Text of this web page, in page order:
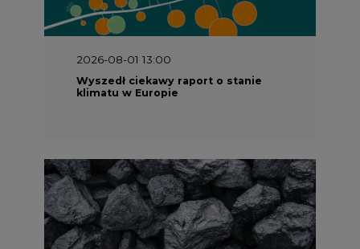
2026-08-01 13:00
Wyszedł ciekawy raport o stanie
klimatu w Europie